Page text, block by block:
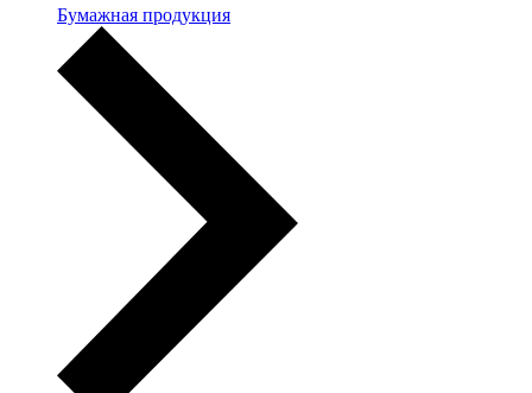
Бумажная продукция